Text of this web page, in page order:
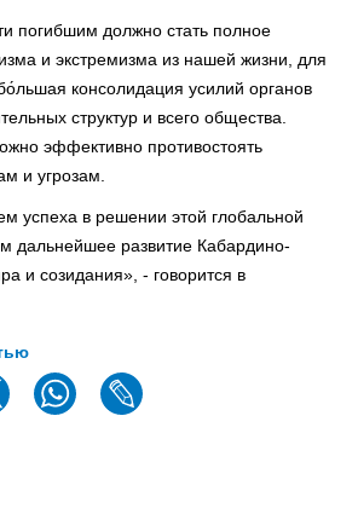
погибшим должно стать полное
и экстремизма из нашей жизни, для
консолидация усилий органов
структур и всего общества.
эффективно противостоять
и угрозам.
успеха в решении этой глобальной
дальнейшее развитие Кабардино-
и созидания», - говорится в